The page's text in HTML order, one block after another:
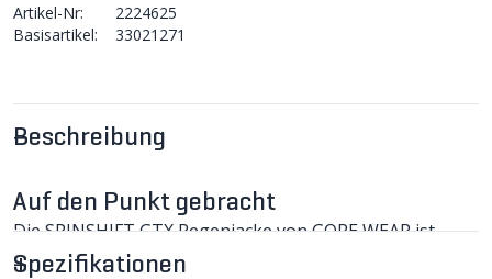
Beschreibung
Auf den Punkt gebracht
Die SPINSHIFT GTX Regenjacke von GORE WEAR ist
durch die innovative ePE-Membran besonders leicht.
Dank des Kinetic-Garment-Designs sitzt die Jacke
Spezifikationen
Artikel-Nr:
2224625
Basisartikel:
33021271